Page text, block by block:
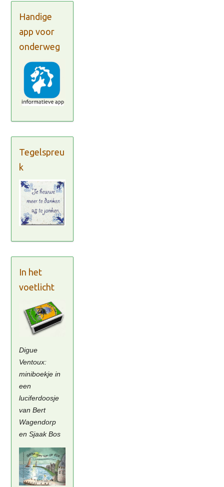
Handige
app voor
onderweg
Tegelspreu
k
In het
voetlicht
Digue
Ventoux:
miniboekje in
een
luciferdoosje
van Bert
Wagendorp
en Sjaak Bos